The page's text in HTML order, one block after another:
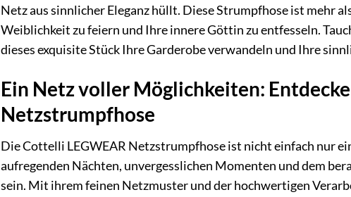
Netz aus sinnlicher Eleganz hüllt. Diese Strumpfhose ist mehr
Weiblichkeit zu feiern und Ihre innere Göttin zu entfesseln.
dieses exquisite Stück Ihre Garderobe verwandeln und Ihre
Ein Netz voller Möglichkeiten:
Netzstrumpfhose
Die Cottelli LEGWEAR Netzstrumpfhose ist nicht einfach nur
aufregenden Nächten, unvergesslichen Momenten und dem
sein. Mit ihrem feinen Netzmuster und der hochwertigen